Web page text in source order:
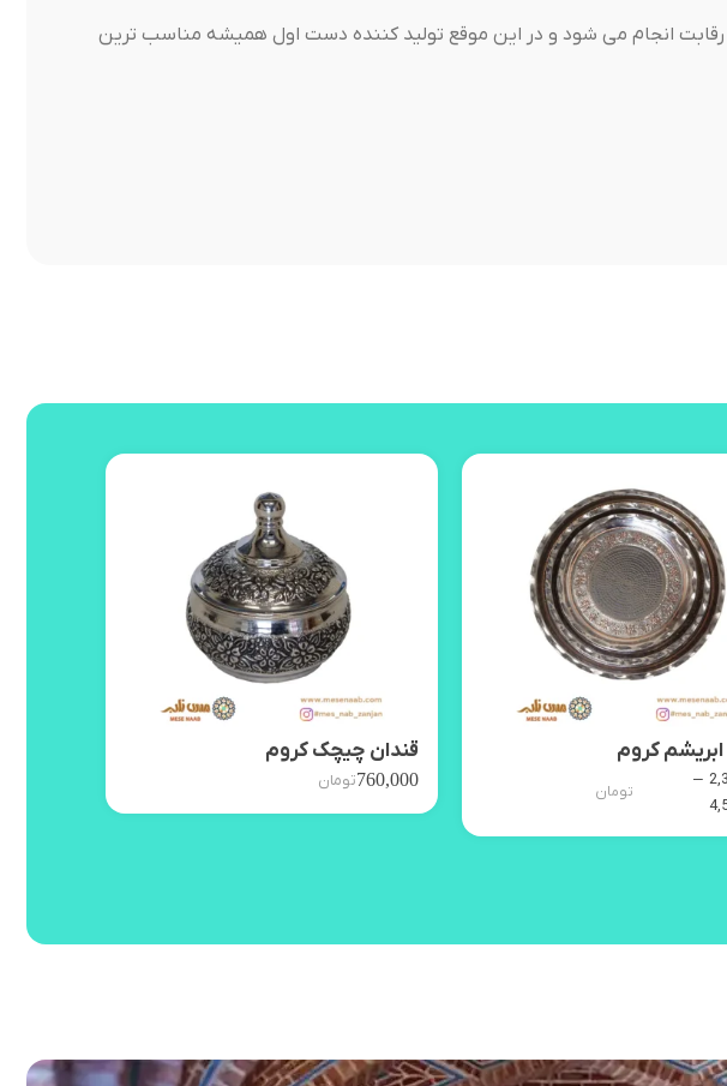
انجام می شود و در این موقع تولید کننده دست اول همیشه مناسب ترین
کروم
–
تومان
قندان چیچک کروم
760,000تومان